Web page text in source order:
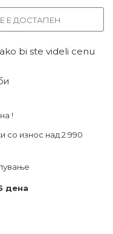
Е ДОСТАПЕН
bi ste videli cenu
!
со износ над 2.990
дена